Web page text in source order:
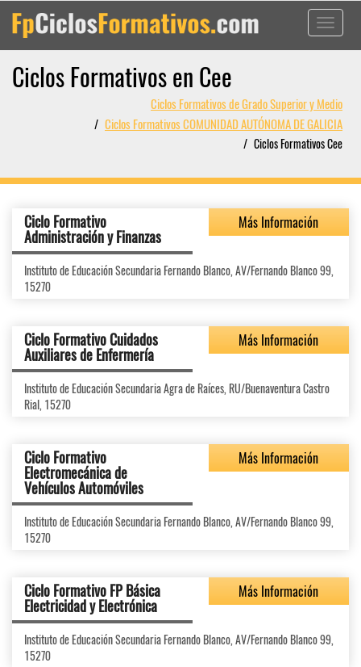
Toggle
Ciclos Formativos en Cee
Ciclos Formativos de Grado Superior y Medio
Ciclos Formativos COMUNIDAD AUTÓNOMA DE GALICIA
Ciclos Formativos Cee
Ciclo Formativo
Administración y Finanzas
Más Información
Instituto de Educación Secundaria Fernando Blanco, AV/Fernando Blanco 99,
15270
Ciclo Formativo Cuidados
Auxiliares de Enfermería
Más Información
Instituto de Educación Secundaria Agra de Raíces, RU/Buenaventura Castro
Rial, 15270
Ciclo Formativo
Electromecánica de
Vehículos Automóviles
Más Información
Instituto de Educación Secundaria Fernando Blanco, AV/Fernando Blanco 99,
15270
Ciclo Formativo FP Básica
Electricidad y Electrónica
Más Información
Instituto de Educación Secundaria Fernando Blanco, AV/Fernando Blanco 99,
15270